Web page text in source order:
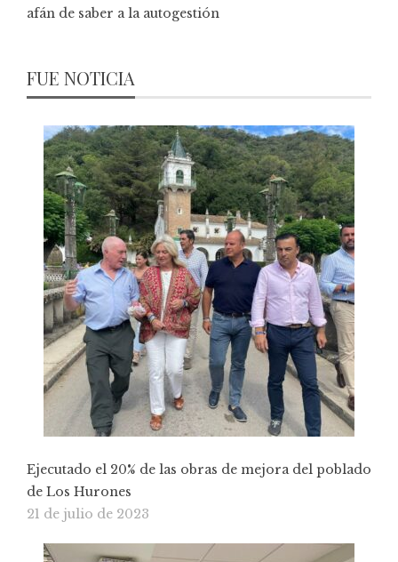
afán de saber a la autogestión
FUE NOTICIA
Ejecutado el 20% de las obras de mejora del poblado
de Los Hurones
21 de julio de 2023